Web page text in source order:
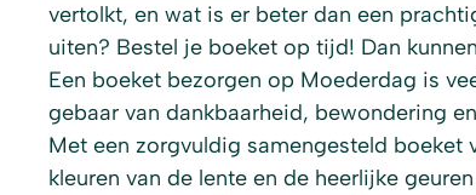
vertolkt, en wat is er beter dan een
uiten? Bestel je boeket op tijd! Dan
Een boeket bezorgen op Moederdag is
gebaar van dankbaarheid, bewondering
Met een zorgvuldig samengesteld
kleuren van de lente en de heerlijke